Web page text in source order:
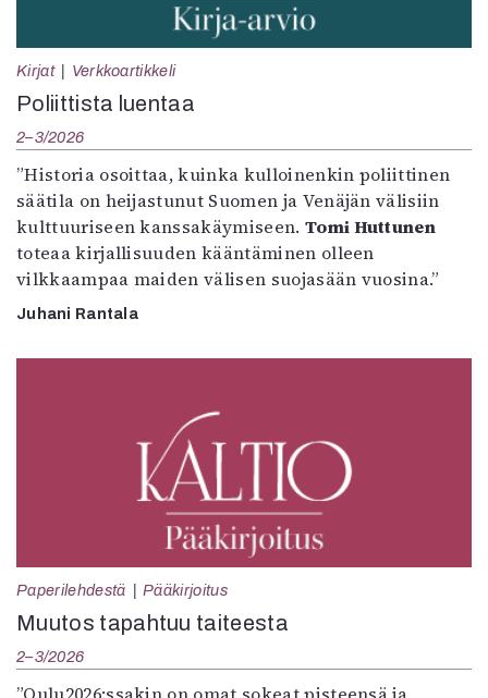
Kirjat Verkkoartikkeli
Poliittista luentaa
2–3/2026
”Historia osoittaa, kuinka kulloinenkin poliittinen
säätila on heijastunut Suomen ja Venäjän välisiin
kulttuuriseen kanssakäymiseen. Tomi Huttunen
toteaa kirjallisuuden kääntäminen olleen
vilkkaampaa maiden välisen suojasään vuosina.”
Juhani Rantala
Paperilehdestä Pääkirjoitus
Muutos tapahtuu taiteesta
2–3/2026